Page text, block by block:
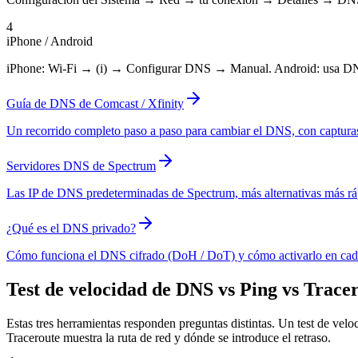
4
iPhone / Android
iPhone: Wi-Fi → (i) → Configurar DNS → Manual. Android: usa
Guía de DNS de Comcast / Xfinity
Un recorrido completo paso a paso para cambiar el DNS, con
Servidores DNS de Spectrum
Las IP de DNS predeterminadas de Spectrum, más alternativas más
¿Qué es el DNS privado?
Cómo funciona el DNS cifrado (DoH / DoT) y cómo activarlo en
Test de velocidad de DNS vs Ping vs
Estas tres herramientas responden preguntas distintas. Un test de
Traceroute muestra la ruta de red y dónde se introduce el retraso.